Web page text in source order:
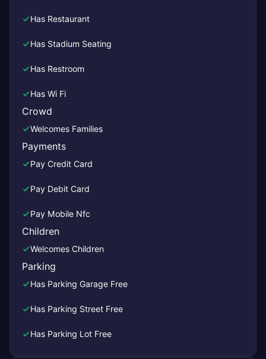
Has Restaurant
Has Stadium Seating
Has Restroom
Has Wi Fi
Crowd
Welcomes Families
Payments
Pay Credit Card
Pay Debit Card
Pay Mobile Nfc
Children
Welcomes Children
Parking
Has Parking Garage Free
Has Parking Street Free
Has Parking Lot Free